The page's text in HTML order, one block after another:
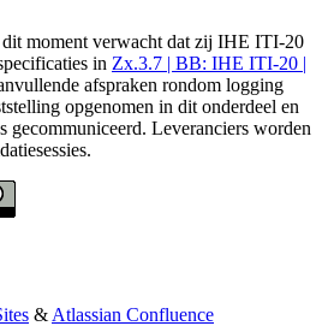
moment verwacht dat zij IHE ITI-20
in Zx.3.7 | BB: IHE ITI-20 |
afspraken rondom logging
opgenomen in dit onderdeel en
gecommuniceerd. Leveranciers worden
& Atlassian Confluence